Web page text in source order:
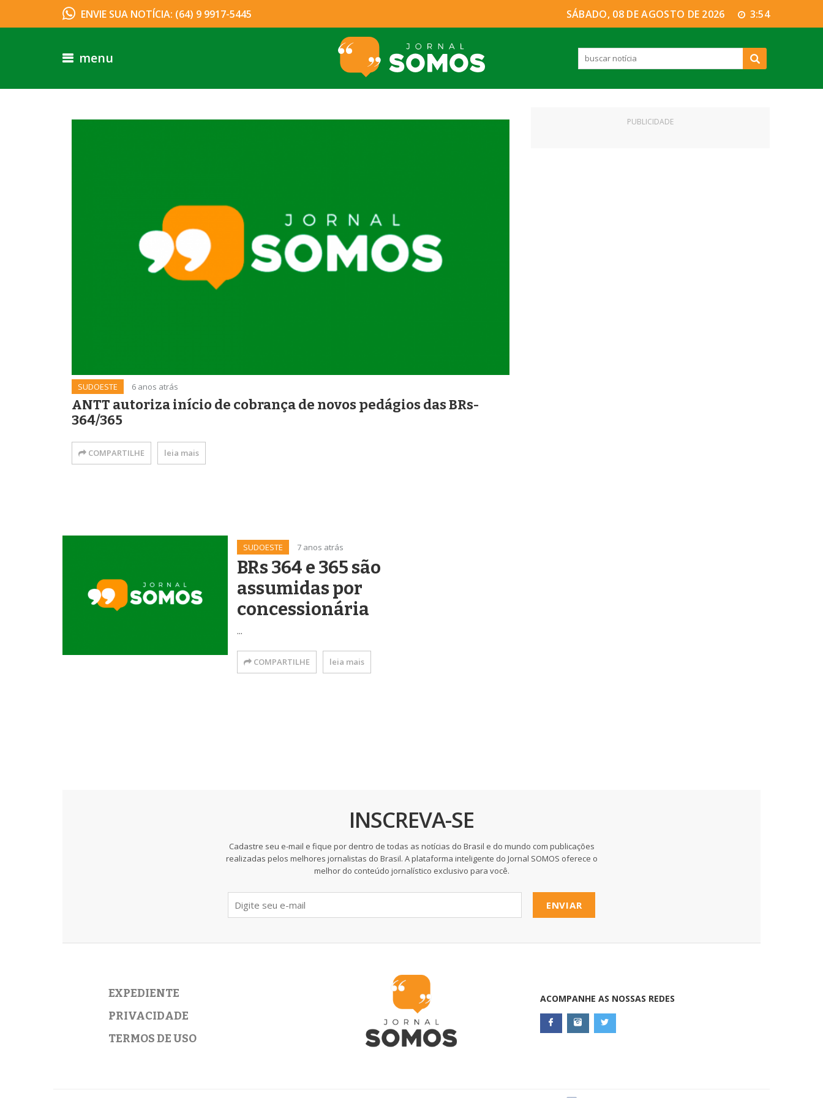
ENVIE SUA NOTÍCIA: (64) 9 9917-5445 SÁBADO, 08 DE AGOSTO DE 2026 3:55
menu
SUDOESTE 6 anos atrás
ANTT autoriza início de cobrança de novos pedágios das BRs-
364/365
COMPARTILHE leia mais
PUBLICIDADE
SUDOESTE 7 anos atrás
BRs 364 e 365 são
assumidas por
concessionária
...
COMPARTILHE leia mais
INSCREVA-SE
Cadastre seu e-mail e fique por dentro de todas as notícias do Brasil e do mundo com publicações
realizadas pelos melhores jornalistas do Brasil. A plataforma inteligente do Jornal SOMOS oferece o
melhor do conteúdo jornalístico exclusivo para você.
ENVIAR
EXPEDIENTE
PRIVACIDADE
TERMOS DE USO
ACOMPANHE AS NOSSAS REDES